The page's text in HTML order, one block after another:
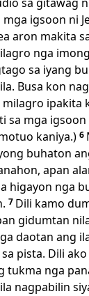
igsoon ni
aron makita
nga
sa iyang
Busa kon
ipakita
sa mga igsoon
kaniya.) 6
buhaton
apan
higayon nga
7 Dili kamo
gidumtan
daotan ang
pista. Dili
tukma nga
nagpabilin